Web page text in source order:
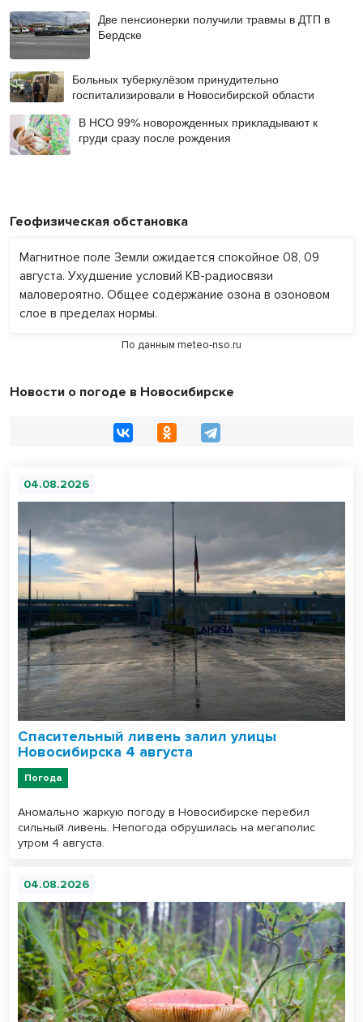
Две пенсионерки получили травмы в ДТП в
Бердске
Больных туберкулёзом принудительно
госпитализировали в Новосибирской области
В НСО 99% новорожденных прикладывают к
груди сразу после рождения
Геофизическая обстановка
Магнитное поле Земли ожидается спокойное 08, 09
августа. Ухудшение условий КВ-радиосвязи
маловероятно. Общее содержание озона в озоновом
слое в пределах нормы.
По данным meteo-nso.ru
Новости о погоде в Новосибирске
04.08.2026
Спасительный ливень залил улицы
Новосибирска 4 августа
Погода
Аномально жаркую погоду в Новосибирске перебил
сильный ливень. Непогода обрушилась на мегаполис
утром 4 августа.
04.08.2026